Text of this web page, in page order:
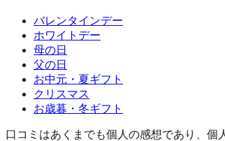
バレンタインデー
ホワイトデー
母の日
父の日
お中元・夏ギフト
クリスマス
お歳暮・冬ギフト
口コミはあくまでも個人の感想であり、個